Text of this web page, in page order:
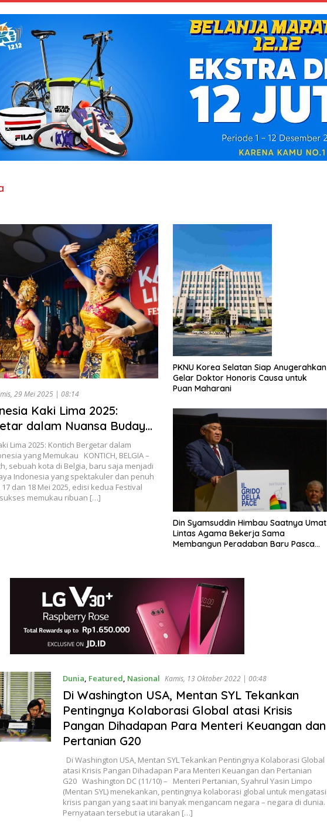
29 Mei 2025 | 08:14
Kaki Lima 2025:
dalam Nuansa Budaya
Memukau
Lima 2025: Kontich Bergetar dalam
yang Memukau KONTICH, BELGIA –
sebuah kota di Belgia, baru saja menjadi
Indonesia yang spektakuler dan penuh
dan 18 Mei 2025, edisi kedua Festival
memukau ribuan […]
PKNU Korea Selatan Siap Anugerahkan
Gelar Doktor Honoris Causa untuk
Puan Maharani
Din Syamsuddin Himbau Saatnya Umat
Lintas Agama Bekerja Sama
Membangun Peradaban Baru Pasca
Dunia Featured Nasional Kamis, 13 Oktober 2022 | 00:48
Di Washington USA, Mentan SYL Tekankan
Pentingnya Kolaborasi Global atasi Krisis
Pangan Dihadapan Para Menteri Keuangan dan
Pertanian G20
Di Washington USA, Mentan SYL Tekankan Pentingnya Kolaborasi Global
atasi Krisis Pangan Dihadapan Para Menteri Keuangan dan Pertanian
G20 Washington DC (11/10) – Menteri Pertanian, Syahrul Yasin Limpo
(Mentan SYL) menekankan, pentingnya kolaborasi global untuk mengatasi
krisis pangan yang saat ini banyak mengancam negara – negara di dunia.
Pernyataan tersebut ia utarakan […]